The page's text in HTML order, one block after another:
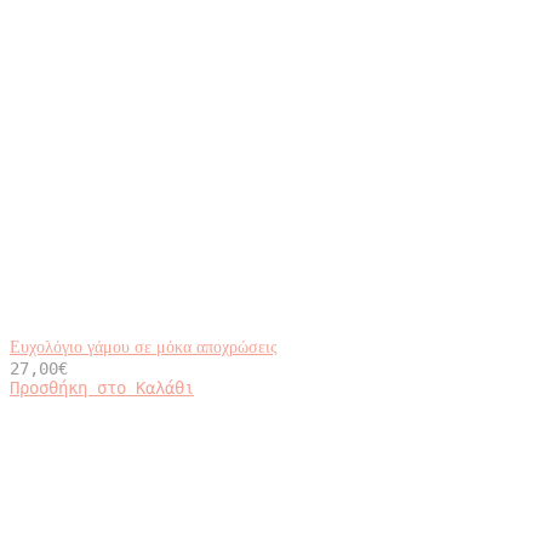
Ευχολόγιο γάμου σε μόκα αποχρώσεις
27,00€
Προσθήκη στο Καλάθι